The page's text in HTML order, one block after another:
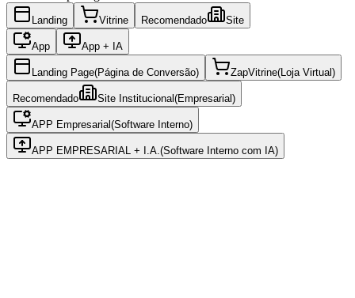
Landing Vitrine Recomendado Site
App App + IA
Landing Page(Página de Conversão) ZapVitrine( Loja Virtual)
Recomendado Site Institucional (Empresarial)
APP Empresarial (Software Interno)
APP EMPRESARIAL + I.A. (Software Interno com IA)